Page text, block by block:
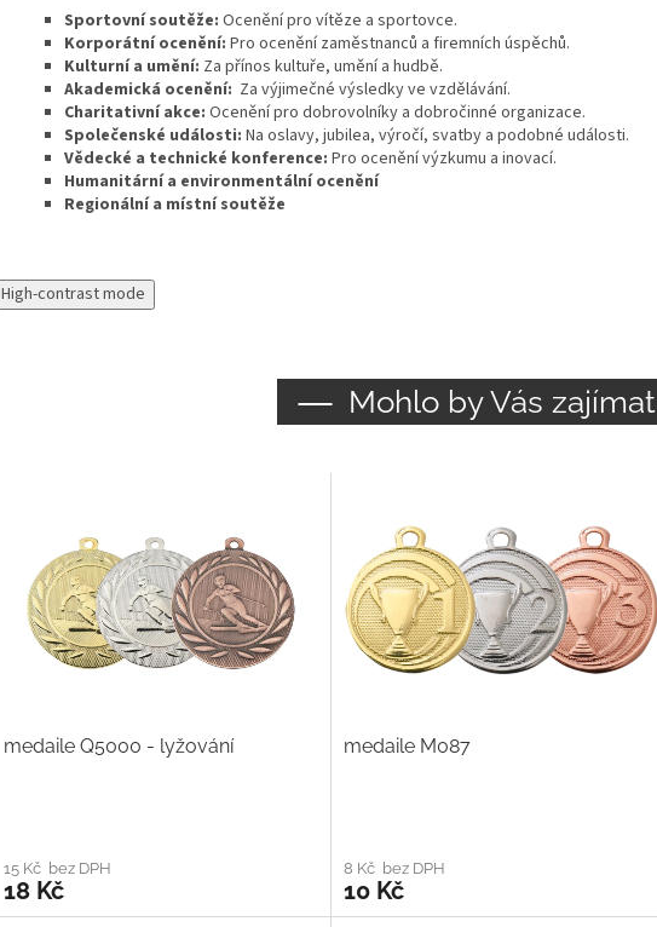
Sportovní soutěže: Ocenění pro vítěze a sportovce.
Korporátní ocenění: Pro ocenění zaměstnanců a firemních úspěchů.
Kulturní a umění: Za přínos kultuře, umění a hudbě.
Akademická ocenění: Za výjimečné výsledky ve vzdělávání.
Charitativní akce: Ocenění pro dobrovolníky a dobročinné organizace.
Společenské události: Na oslavy, jubilea, výročí, svatby a podobné události.
Vědecké a technické konference: Pro ocenění výzkumu a inovací.
Humanitární a environmentální ocenění
Regionální a místní soutěže
High-contrast mode
Mohlo by Vás zajímat
medaile Q5000 - lyžování
15 Kč bez DPH
18 Kč
medaile M087
8 Kč bez DPH
10 Kč